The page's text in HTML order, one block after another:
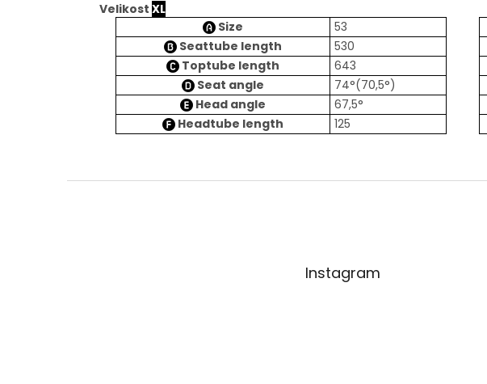
Velikost XL
Size
53
Seattube length
530
Toptube length
643
Seat angle
74°(70,5°)
Head angle
67,5°
Headtube length
125
Instagram